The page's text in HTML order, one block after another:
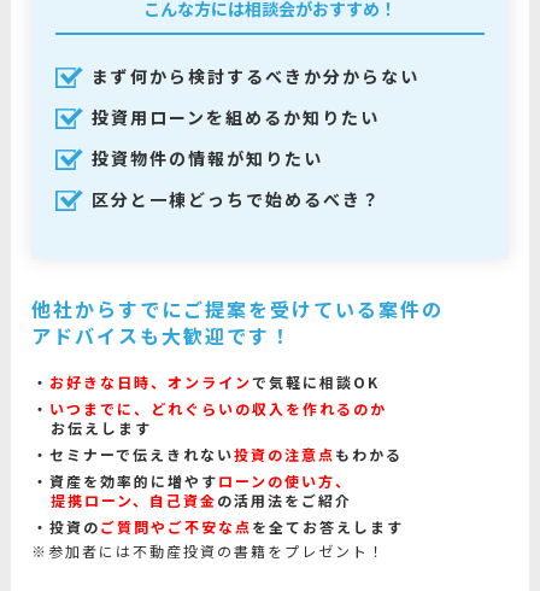
こんな方には相談会がおすすめ！
まず何から検討するべきか分からない
投資用ローンを組めるか知りたい
投資物件の情報が知りたい
区分と一棟どっちで始めるべき？
他社からすでにご提案を受けている案件の
アドバイスも大歓迎です！
お好きな日時、オンラインで気軽に相談OK
いつまでに、どれぐらいの収入を作れるのか
お伝えします
セミナーで伝えきれない投資の注意点もわかる
資産を効率的に増やすローンの使い方、
提携ローン、自己資金の活用法をご紹介
投資のご質問やご不安な点を全てお答えします
※参加者には不動産投資の書籍をプレゼント！